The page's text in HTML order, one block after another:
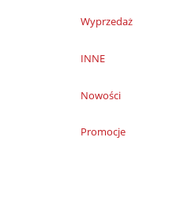
Wyprzedaż
INNE
Nowości
Promocje